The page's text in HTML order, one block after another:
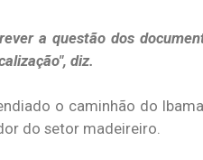
a questão dos
diz.
o caminhão do
do setor madeireiro.